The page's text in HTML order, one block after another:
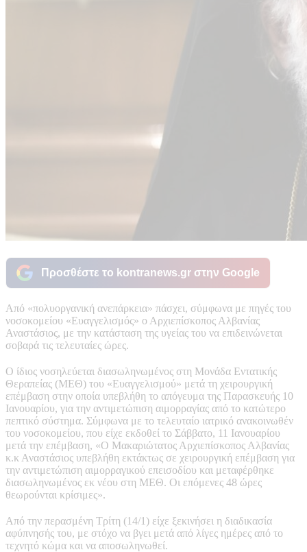
Προσθέστε το kontranews.gr στην Google
Από «πολυοργανική ανεπάρκεια» πάσχει, σύμφωνα με πηγές του
νοσοκομείου «Ευαγγελισμός» ο Αρχιεπίσκοπος Αλβανίας
Αναστάσιος, με την κατάσταση της υγείας του να επιδεινώνεται
σοβαρά τις τελευταίες ώρες.
Ο ίδιος νοσηλεύεται διασωληνωμένος στη Μονάδα Εντατικής
Θεραπείας (ΜΕΘ) του «Ευαγγελισμού» μετά τη χειρουργική
επέμβαση στην οποία υπεβλήθη το απόγευμα της Παρασκευής 10
Ιανουαρίου, για την αντιμετώπιση αιμορραγίας από το κατώτερο
πεπτικό σύστημα. Σύμφωνα με το τελευταίο ιατρικό ανακοινωθέν
του νοσοκομείου, που είχε εκδοθεί το Σάββατο, 11 Ιανουαρίου
μετά την επέμβαση, «Ο Μακαριώτατος Αρχιεπίσκοπος Αλβανίας
κ.κ Αναστάσιος υπεβλήθη εκτάκτως σε χειρουργική επέμβαση για
την αντιμετώπιση αιμορραγικού επεισοδίου και μεταφέρθηκε
διασωληνωμένος εκ νέου στη ΜΕΘ. Οι επόμενες 48 ώρες
θεωρούνται κρίσιμες».
Από την περασμένη Τρίτη (14/1) είχε ξεκινήσει η διαδικασία
αφύπνησής του, με στόχο να βγει μετά από λίγες ημέρες από το
τεχνητό κώμα και να αποσωληνωθεί.